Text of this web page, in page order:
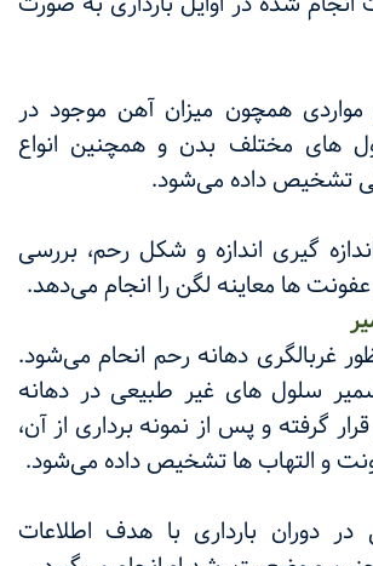
همچون میزان آهن موجود در
های مختلف بدن و همچنین انواع
تشخیص داده می‌شود.
گیری اندازه و شکل رحم، بررسی
ها معاینه لگن را انجام می‌دهد.
غربالگری دهانه رحم انحام می‌شود.
سلول های غیر طبیعی در دهانه
گرفته و پس از نمونه برداری از آن،
و التهاب ها تشخیص داده می‌شو‌د.
در دوران بارداری با هدف اطلاعات